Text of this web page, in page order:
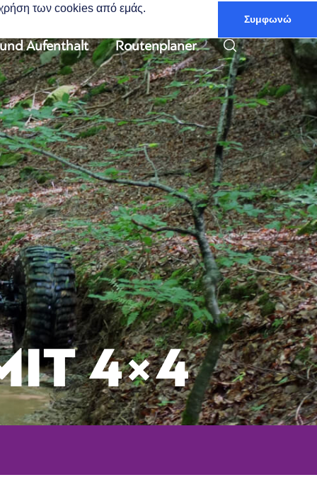
χρήση των cookies από εμάς.
Συμφωνώ
Aufenthalt Routenplaner
4×4